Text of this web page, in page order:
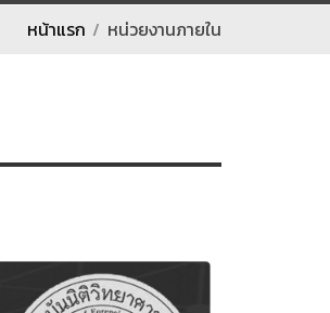
หน้าแรก หน่วยงานภายใน